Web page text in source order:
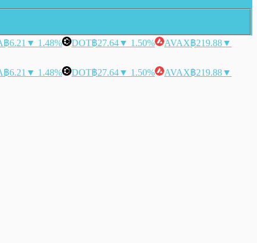
฿6.21 ▼ 1.48% DOT฿27.64▼ 1.50% AVAX฿219.88▼
฿6.21 ▼ 1.48% DOT฿27.64▼ 1.50% AVAX฿219.88▼